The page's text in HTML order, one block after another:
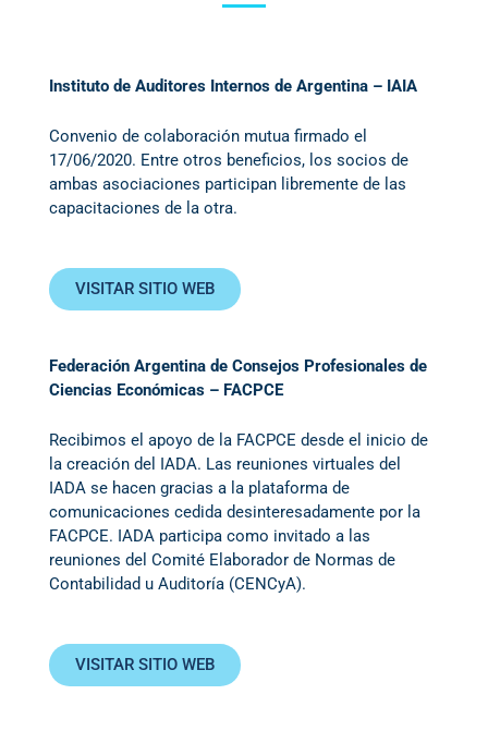
Instituto de Auditores Internos de Argentina – IAIA
Convenio de colaboración mutua firmado el
17/06/2020. Entre otros beneficios, los socios de
ambas asociaciones participan libremente de las
capacitaciones de la otra.
VISITAR SITIO WEB
Federación Argentina de Consejos Profesionales de
Ciencias Económicas – FACPCE
Recibimos el apoyo de la FACPCE desde el inicio de
la creación del IADA. Las reuniones virtuales del
IADA se hacen gracias a la plataforma de
comunicaciones cedida desinteresadamente por la
FACPCE. IADA participa como invitado a las
reuniones del Comité Elaborador de Normas de
Contabilidad u Auditoría (CENCyA).
VISITAR SITIO WEB